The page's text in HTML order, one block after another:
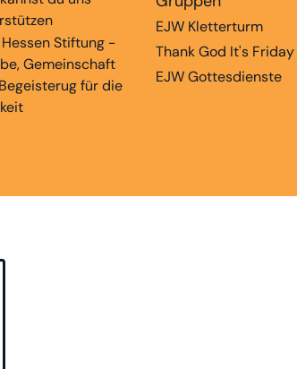
Hessen Stiftung -
Gemeinschaft
für die
EJW Kletterturm
Thank God It's Friday
EJW Gottesdienste